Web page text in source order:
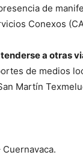
de
Conexos
a otras
de medios
Martín